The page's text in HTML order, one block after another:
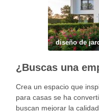
diseño de
Crea un espacio que
para casas se ha
buscan mejorar la